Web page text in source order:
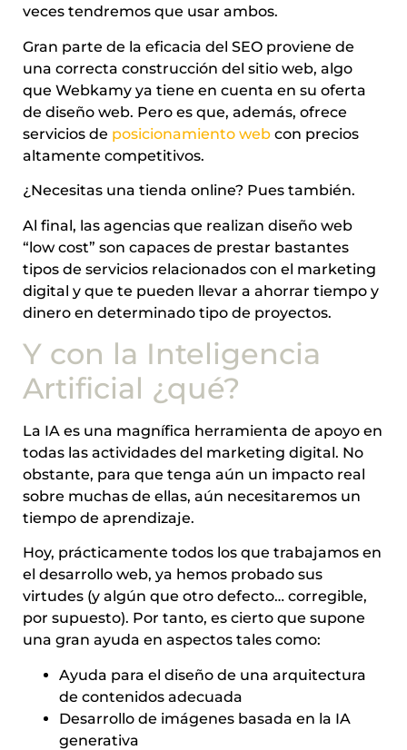
veces tendremos que usar ambos.
Gran parte de la eficacia del SEO proviene de
una correcta construcción del sitio web, algo
que Webkamy ya tiene en cuenta en su oferta
de diseño web. Pero es que, además, ofrece
servicios de posicionamiento web con precios
altamente competitivos.
¿Necesitas una tienda online? Pues también.
Al final, las agencias que realizan diseño web
“low cost” son capaces de prestar bastantes
tipos de servicios relacionados con el marketing
digital y que te pueden llevar a ahorrar tiempo y
dinero en determinado tipo de proyectos.
Y con la Inteligencia
Artificial ¿qué?
La IA es una magnífica herramienta de apoyo en
todas las actividades del marketing digital. No
obstante, para que tenga aún un impacto real
sobre muchas de ellas, aún necesitaremos un
tiempo de aprendizaje.
Hoy, prácticamente todos los que trabajamos en
el desarrollo web, ya hemos probado sus
virtudes (y algún que otro defecto… corregible,
por supuesto). Por tanto, es cierto que supone
una gran ayuda en aspectos tales como:
Ayuda para el diseño de una arquitectura
de contenidos adecuada
Desarrollo de imágenes basada en la IA
generativa